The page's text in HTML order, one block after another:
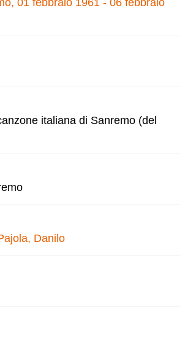
01 febbraio 1961 - 06 febbraio
italiana di Sanremo (del
Danilo